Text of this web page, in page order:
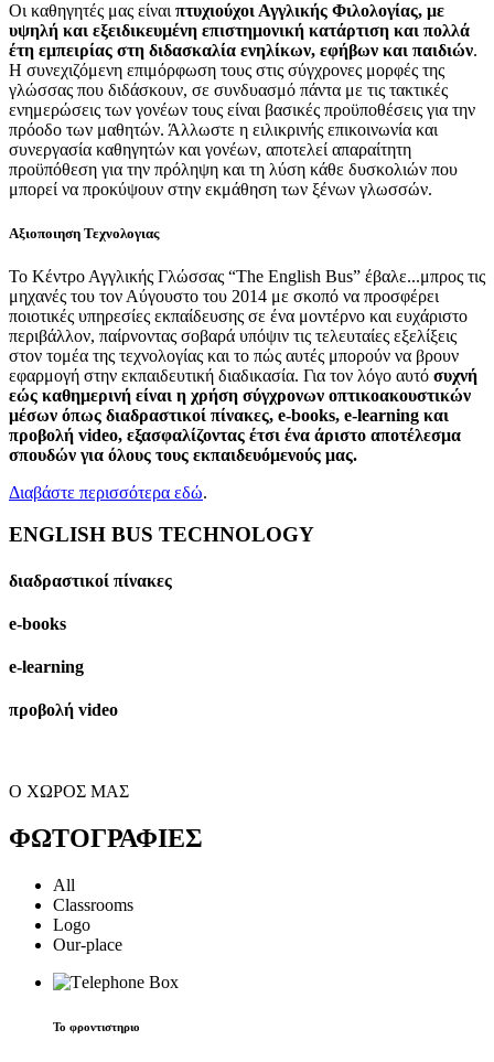
Οι καθηγητές μας είναι πτυχιούχοι Αγγλικής Φιλολογίας, με
υψηλή και εξειδικευμένη επιστημονική κατάρτιση και πολλά
έτη εμπειρίας στη διδασκαλία ενηλίκων, εφήβων και παιδιών.
Η συνεχιζόμενη επιμόρφωση τους στις σύγχρονες μορφές της
γλώσσας που διδάσκουν, σε συνδυασμό πάντα με τις τακτικές
ενημερώσεις των γονέων τους είναι βασικές προϋποθέσεις για την
πρόοδο των μαθητών. Άλλωστε η ειλικρινής επικοινωνία και
συνεργασία καθηγητών και γονέων, αποτελεί απαραίτητη
προϋπόθεση για την πρόληψη και τη λύση κάθε δυσκολιών που
μπορεί να προκύψουν στην εκμάθηση των ξένων γλωσσών.
Αξιοποιηση Τεχνολογιας
Το Κέντρο Αγγλικής Γλώσσας “The English Bus” έβαλε...μπρος τις
μηχανές του τον Αύγουστο του 2014 με σκοπό να προσφέρει
ποιοτικές υπηρεσίες εκπαίδευσης σε ένα μοντέρνο και ευχάριστο
περιβάλλον, παίρνοντας σοβαρά υπόψιν τις τελευταίες εξελίξεις
στον τομέα της τεχνολογίας και το πώς αυτές μπορούν να βρουν
εφαρμογή στην εκπαιδευτική διαδικασία. Για τον λόγο αυτό συχνή
εώς καθημερινή είναι η χρήση σύγχρονων οπτικοακουστικών
μέσων όπως διαδραστικοί πίνακες, e-books, e-learning και
προβολή video, εξασφαλίζοντας έτσι ένα άριστο αποτέλεσμα
σπουδών για όλους τους εκπαιδευόμενούς μας.
Διαβάστε περισσότερα εδώ.
ENGLISH BUS TECHNOLOGY
διαδραστικοί πίνακες
e-books
e-learning
προβολή video
Ο ΧΩΡΟΣ ΜΑΣ
ΦΩΤΟΓΡΑΦΙΕΣ
All
Classrooms
Logo
Our-place
Το φροντιστηριο